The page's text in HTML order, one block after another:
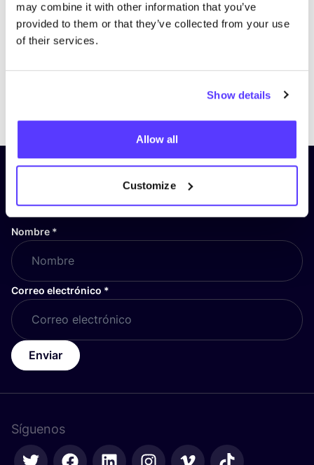
may combine it with other information that you’ve
provided to them or that they’ve collected from your use
of their services.
Show details
Allow all
Customize
PreviousNext
¡Suscríbete a nuestro boletín
y mantente informado!
Nombre *
Correo electrónico *
Enviar
Síguenos